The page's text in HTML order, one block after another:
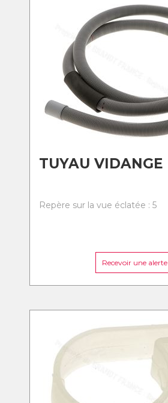
TUYAU VIDANGE
Repère sur la vue éclatée : 5
Recevoir une alerte